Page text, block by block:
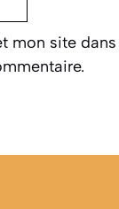
mon site dans